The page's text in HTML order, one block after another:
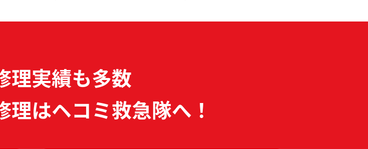
理実績も多数
理はヘコミ救急隊へ！